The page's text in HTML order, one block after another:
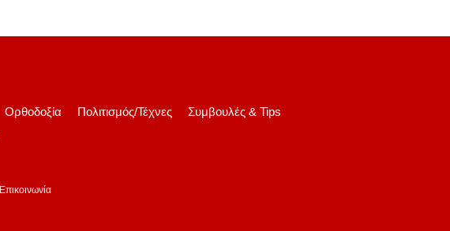
Ορθοδοξία Πολιτισμός/Τέχνες
Συμβουλές & Tips
Επικοινωνία